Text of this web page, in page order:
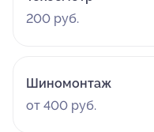
200 руб.
Шиномонтаж
от 400 руб.